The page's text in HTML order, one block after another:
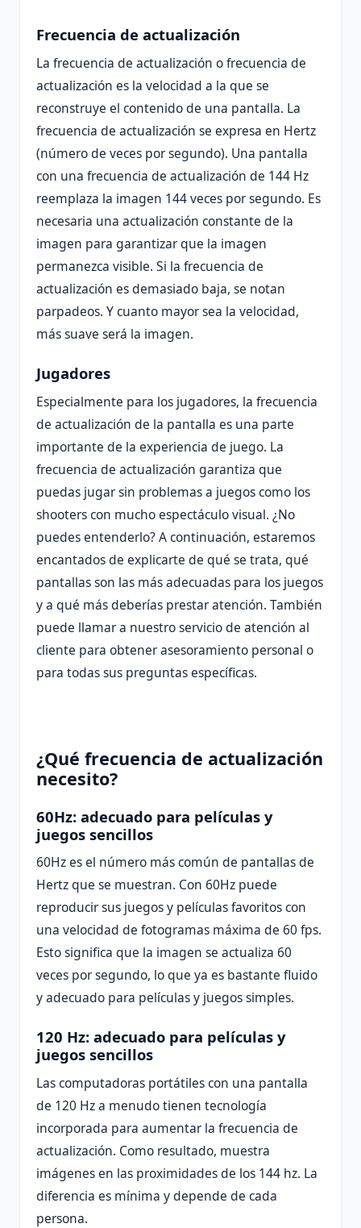
Frecuencia de actualización
La frecuencia de actualización o frecuencia de
actualización es la velocidad a la que se
reconstruye el contenido de una pantalla. La
frecuencia de actualización se expresa en Hertz
(número de veces por segundo). Una pantalla
con una frecuencia de actualización de 144 Hz
reemplaza la imagen 144 veces por segundo. Es
necesaria una actualización constante de la
imagen para garantizar que la imagen
permanezca visible. Si la frecuencia de
actualización es demasiado baja, se notan
parpadeos. Y cuanto mayor sea la velocidad,
más suave será la imagen.
Jugadores
Especialmente para los jugadores, la frecuencia
de actualización de la pantalla es una parte
importante de la experiencia de juego. La
frecuencia de actualización garantiza que
puedas jugar sin problemas a juegos como los
shooters con mucho espectáculo visual. ¿No
puedes entenderlo? A continuación, estaremos
encantados de explicarte de qué se trata, qué
pantallas son las más adecuadas para los juegos
y a qué más deberías prestar atención. También
puede llamar a nuestro servicio de atención al
cliente para obtener asesoramiento personal o
para todas sus preguntas específicas.
¿Qué frecuencia de actualización
necesito?
60Hz: adecuado para películas y
juegos sencillos
60Hz es el número más común de pantallas de
Hertz que se muestran. Con 60Hz puede
reproducir sus juegos y películas favoritos con
una velocidad de fotogramas máxima de 60 fps.
Esto significa que la imagen se actualiza 60
veces por segundo, lo que ya es bastante fluido
y adecuado para películas y juegos simples.
120 Hz: adecuado para películas y
juegos sencillos
Las computadoras portátiles con una pantalla
de 120 Hz a menudo tienen tecnología
incorporada para aumentar la frecuencia de
actualización. Como resultado, muestra
imágenes en las proximidades de los 144 hz. La
diferencia es mínima y depende de cada
persona.